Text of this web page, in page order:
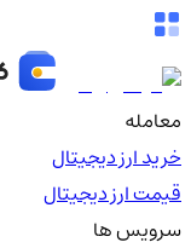
معامله
خرید ارز دیجیتال
قیمت ارز دیجیتال
سرویس ها